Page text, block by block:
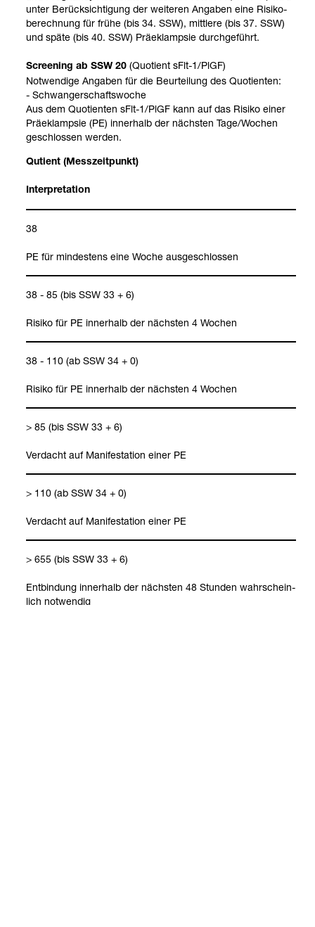
unter Berück­sich­ti­gung der wei­te­ren Anga­ben eine Risi­ko­
be­rech­nung für frühe (bis 34. SSW), mitt­lere (bis 37. SSW)
und späte (bis 40. SSW) Prä­ek­lamp­sie durch­ge­führt.
Scree­ning ab SSW 20 (Quo­ti­ent sFlt-​1/PlGF)
Not­wen­dige Anga­ben für die Beur­tei­lung des Quo­ti­en­ten:
- Schwan­ger­schafts­wo­che
Aus dem Quo­ti­en­ten sFlt-​1/PlGF kann auf das Risiko einer
Prä­ek­lamp­sie (PE) inner­halb der nächs­ten Tage/Wochen
geschlos­sen wer­den.
Quti­ent (Mess­zeit­punkt)
Inter­pre­ta­tion
38
PE für min­des­tens eine Woche aus­ge­schlos­sen
38 - 85 (bis SSW 33 + 6)
Risiko für PE inner­halb der nächs­ten 4 Wochen
38 - 110 (ab SSW 34 + 0)
Risiko für PE inner­halb der nächs­ten 4 Wochen
> 85 (bis SSW 33 + 6)
Ver­dacht auf Mani­fes­ta­tion einer PE
> 110 (ab SSW 34 + 0)
Ver­dacht auf Mani­fes­ta­tion einer PE
> 655 (bis SSW 33 + 6)
Ent­bin­dung inner­halb der nächs­ten 48 Stun­den wahr­schein­
lich not­wen­dig